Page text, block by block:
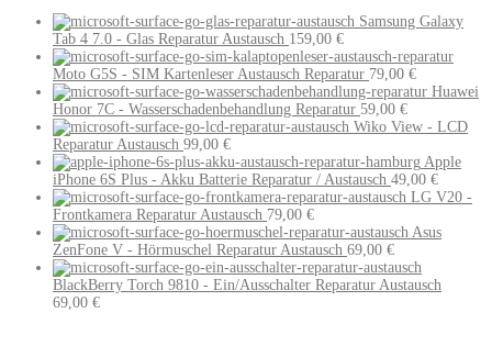
Samsung Galaxy
Tab 4 7.0 - Glas Reparatur Austausch 159,00 €
Moto G5S - SIM Kartenleser Austausch Reparatur 79,00 €
Huawei
Honor 7C - Wasserschadenbehandlung Reparatur 59,00 €
Wiko View - LCD
Reparatur Austausch 99,00 €
Apple
iPhone 6S Plus - Akku Batterie Reparatur / Austausch 49,00 €
LG V20 -
Frontkamera Reparatur Austausch 79,00 €
Asus
ZenFone V - Hörmuschel Reparatur Austausch 69,00 €
BlackBerry Torch 9810 - Ein/Ausschalter Reparatur Austausch
69,00 €